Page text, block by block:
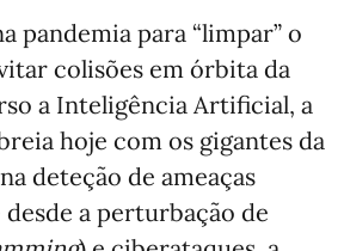
pandemia para “limpar” o
colisões em órbita da
a Inteligência Artificial, a
hoje com os gigantes da
deteção de ameaças
a perturbação de